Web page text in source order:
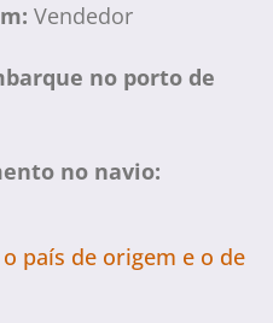
Vendedor
no porto de
no navio:
país de origem e o de